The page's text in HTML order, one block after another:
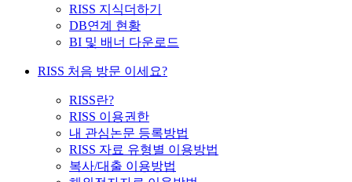
RISS 지식더하기
DB연계 현황
BI 및 배너 다운로드
RISS 처음 방문 이세요?
RISS란?
RISS 이용권한
내 관심논문 등록방법
RISS 자료 유형별 이용방법
복사/대출 이용방법